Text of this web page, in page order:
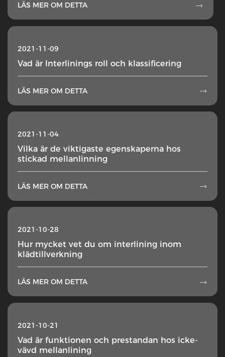
LÄS MER OM DETTA 
2021-11-09
Vad är Interlinings roll och klassificering
LÄS MER OM DETTA 
2021-11-04
Vilka är de viktigaste egenskaperna hos
stickad mellanlinning
LÄS MER OM DETTA 
2021-10-28
Hur mycket vet du om interlining inom
klädtillverkning
LÄS MER OM DETTA 
2021-10-21
Vad är funktionen och prestandan hos icke-
vävd mellanlining